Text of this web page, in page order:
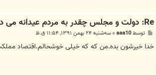
Re: دولت و مجلس چقدر به مردم عیدانه می دهند؟
ت
توسطaaa10
»سه‌شنبه ۲۴ بهمن ۱۳۹۱, ۱۱:۵۴ ق.ظ
خدا خیرشون بده.من که که خیلی خوشحالم.اقتصاد